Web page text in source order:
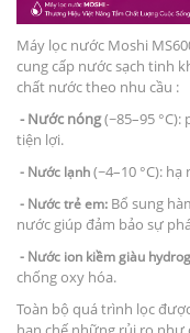
Máy lọc nước Moshi
cung cấp nước sạch tinh
chất nước theo nhu cầu :
- Nước nóng(~85–95
tiện lợi.
- Nước lạnh(~4–10 °C):
- Nước trẻ em: Bổ sung
nước giúp đảm bảo sự
- Nước ion kiềm giàu
chống oxy hóa.
Toàn bộ quá trình lọc